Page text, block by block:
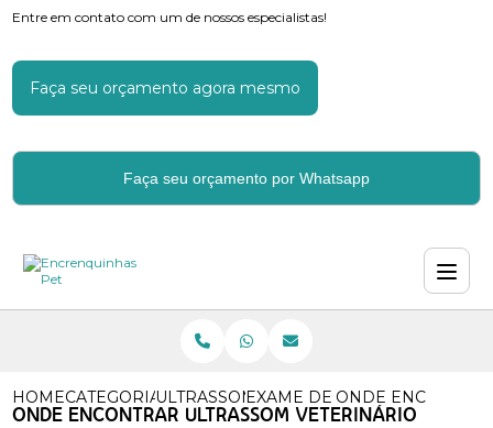
Entre em contato com um de nossos especialistas!
Faça seu orçamento agora mesmo
Faça seu orçamento por Whatsapp
HOMECATEGORIASULTRASSOM VETERINARIO
EXAME DE ULTRASSOM
ONDE
ONDE ENCONTRAR ULTRASSOM VETERINÁRIO